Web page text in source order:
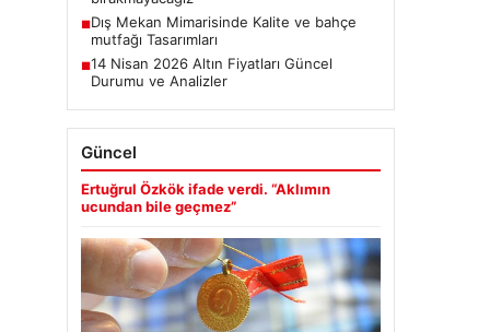
■Dış Mekan Mimarisinde Kalite ve bahçe
mutfağı Tasarımları
■14 Nisan 2026 Altın Fiyatları Güncel
Durumu ve Analizler
Güncel
Ertuğrul Özkök ifade verdi. “Aklımın
ucundan bile geçmez”